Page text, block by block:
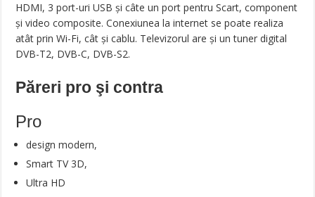
HDMI, 3 port-uri USB și câte un port pentru Scart, component
și video composite. Conexiunea la internet se poate realiza
atât prin Wi-Fi, cât și cablu. Televizorul are și un tuner digital
DVB-T2, DVB-C, DVB-S2.
Păreri pro şi contra
Pro
design modern,
Smart TV 3D,
Ultra HD